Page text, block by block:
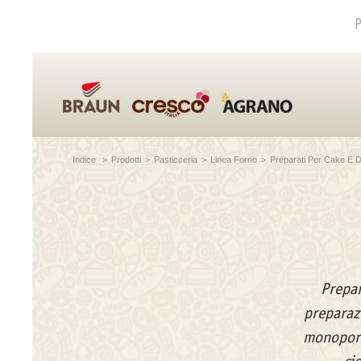
Indice > Prodotti > Pasticceria > Linea Forno > Preparati Per Cake E